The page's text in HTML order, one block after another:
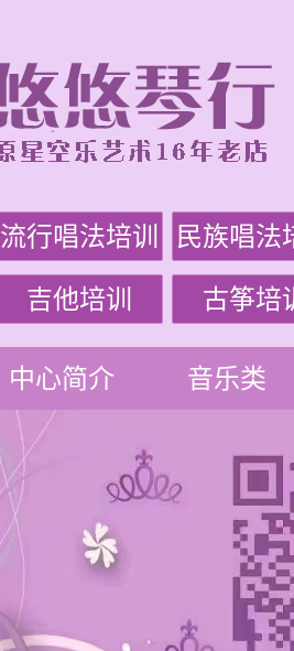
流行唱法培训 民族唱法
吉他培训 古筝培
中心简介 音乐类